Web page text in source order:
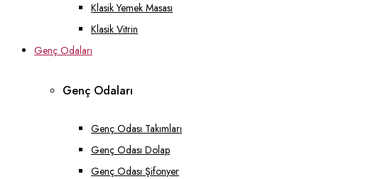
Klasik Yemek Masası
Klasik Vitrin
Genç Odaları
Genç Odaları
Genç Odası Takımları
Genç Odası Dolap
Genç Odası Şifonyer